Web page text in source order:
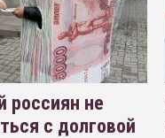
не
с долговой